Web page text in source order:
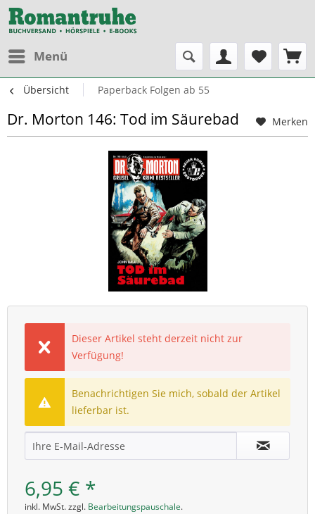
Menü
Übersicht Paperback Folgen ab 55
Merken
Dr. Morton 146: Tod im Säurebad
Dieser Artikel steht derzeit nicht zur
Verfügung!
Benachrichtigen Sie mich, sobald der Artikel
lieferbar ist.
6,95 € *
inkl. MwSt. zzgl. Bearbeitungspauschale.